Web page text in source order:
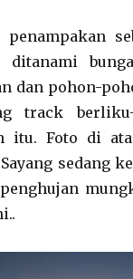
ditanami
dan pohon-
track
itu. Foto di
sedang